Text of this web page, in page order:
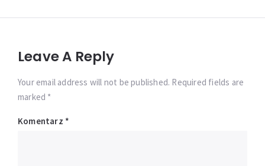
Leave A Reply
Your email address will not be published. Required fields are
marked *
Komentarz *